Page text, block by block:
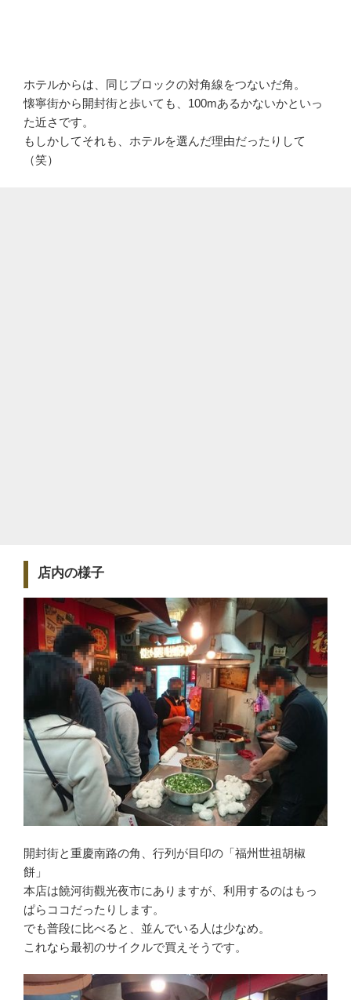
ホテルからは、同じブロックの対角線をつないだ角。
懐寧街から開封街と歩いても、100mあるかないかといっ
た近さです。
もしかしてそれも、ホテルを選んだ理由だったりして
（笑）
店内の様子
開封街と重慶南路の角、行列が目印の「福州世祖胡椒
餅」
本店は饒河街觀光夜市にありますが、利用するのはもっ
ぱらココだったりします。
でも普段に比べると、並んでいる人は少なめ。
これなら最初のサイクルで買えそうです。